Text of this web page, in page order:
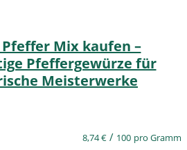
Mix kaufen –
Pfeffergewürze für
Meisterwerke
8,74€ / 100 pro Gramm